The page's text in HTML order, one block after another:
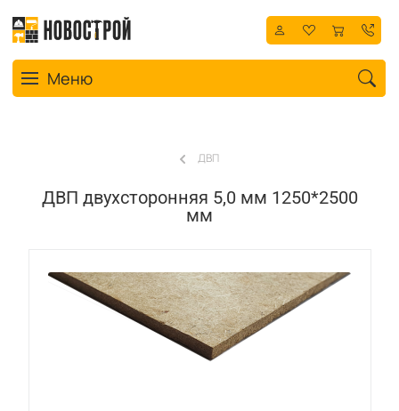
Toggle navigation
Меню
ДВП
ДВП двухсторонняя 5,0 мм 1250*2500
мм